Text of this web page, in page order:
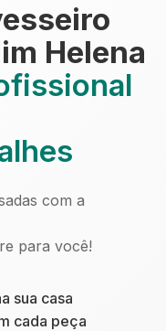
Helena
com a
para você!
sua casa
cada peça